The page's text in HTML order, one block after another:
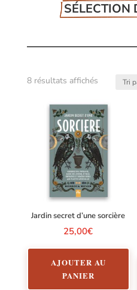
SÉLECTION
8 résultats affichésTrié
popularité
Jardin secret d’une sorcière
25,00€
AJOUTER AU
PANIER